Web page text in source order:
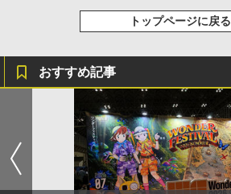
トップページに戻る
おすすめ記事